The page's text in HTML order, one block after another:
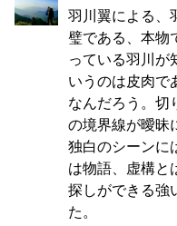
羽川翼による、
璧である、本物
っている羽川が
いうのは皮肉で
なんだろう。切
の境界線が曖昧
独白のシーンに
は物語、虚構と
探しができる強
た。